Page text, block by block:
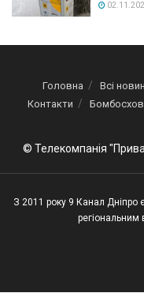
Головна Всі
Контакти
© Телекомпанія
З 2011 року 9 Канал Дніпро
регіональним